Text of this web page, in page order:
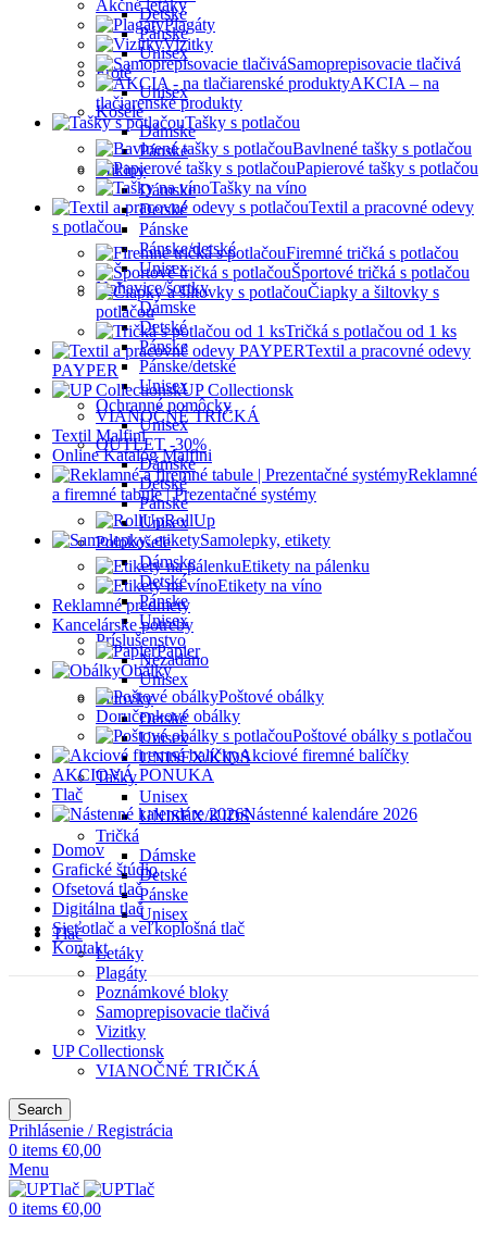
Detské
Pánske
Unisex
Froté
Unisex
Košele
Dámske
Pánske
Mikiny
Dámske
Detské
Pánske
Pánske/detské
Unisex
Nohavice/šortky
Dámske
Detské
Pánske
Pánske/detské
Unisex
Ochranné pomôcky
Unisex
OUTLET -30%
Dámske
Detské
Pánske
Unisex
Polokošele
Dámske
Detské
Pánske
Unisex
Príslušenstvo
Nezadáno
Unisex
Šiltovky
Detské
Unisex
UNISEX/KIDS
Tašky
Unisex
UNISEX/KIDS
Tričká
Dámske
Detské
Pánske
Unisex
Tlač
Letáky
Plagáty
Poznámkové bloky
Samoprepisovacie tlačivá
Vizitky
UP Collectionsk
VIANOČNÉ TRIČKÁ
Search
Prihlásenie / Registrácia
0 items €0,00
Menu
0 items €0,00
Akčné letáky
Plagáty
Vizitky
Samoprepisovacie tlačivá
AKCIA – na
tlačiarenské produkty
Tašky s potlačou
Bavlnené tašky s potlačou
Papierové tašky s potlačou
Tašky na víno
Textil a pracovné odevy
s potlačou
Firemné tričká s potlačou
Športové tričká s potlačou
Čiapky a šiltovky s
potlačou
Tričká s potlačou od 1 ks
Textil a pracovné odevy
PAYPER
UP Collectionsk
VIANOČNÉ TRIČKÁ
Textil Malfini
Online Katalóg Malfini
Reklamné
a firemné tabule | Prezentačné systémy
RollUp
Samolepky, etikety
Etikety na pálenku
Etikety na víno
Reklamné predmety
Kancelárske potreby
Papier
Obálky
Poštové obálky
Doručenkové obálky
Poštové obálky s potlačou
Akciové firemné balíčky
AKCIOVÁ PONUKA
Tlač
Nástenné kalendáre 2026
Domov
Grafické štúdio
Ofsetová tlač
Digitálna tlač
Sieťotlač a veľkoplošná tlač
Kontakt